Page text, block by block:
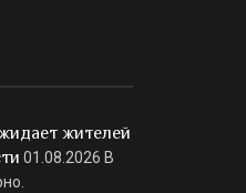
жителей
01.08.2026 В